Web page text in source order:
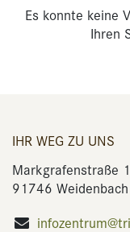
Es konnte keine
Ihren
IHR WEG ZU UNS
Markgrafenstraße
91746 Weidenbach